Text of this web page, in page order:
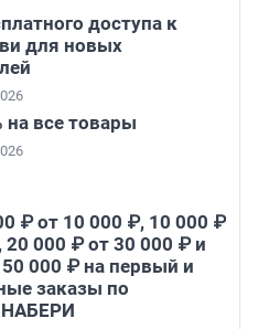
доступа к
для новых
на все товары
₽ от 10 000 ₽, 10 000 ₽
20 000 ₽ от 30 000 ₽ и
000 ₽ на первый и
заказы по
НАБЕРИ